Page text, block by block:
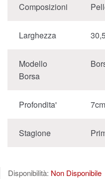
Composizioni
Larghezza
Modello
Borsa
Profondita' 7cm
Stagione
Disponibilità: Non Disponibile